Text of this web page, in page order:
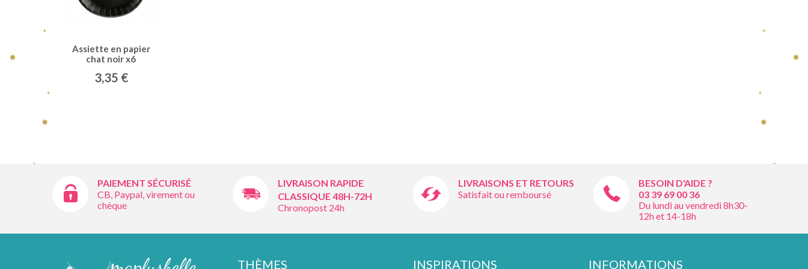
Assiette en papier
chat noir x6
3,35 €
PAIEMENT SÉCURISÉ
CB, Paypal, virement ou
chèque
LIVRAISON RAPIDE
CLASSIQUE 48H-72H
Chronopost 24h
LIVRAISONS ET RETOURS
Satisfait ou remboursé
BESOIN D'AIDE ?
03 39 69 00 36
Du lundi au vendredi 8h30-
12h et 14-18h
THÈMES INSPIRATIONS INFORMATIONS